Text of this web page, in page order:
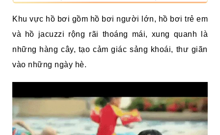
Khu vực hồ bơi gồm hồ bơi người lớn, hồ bơi trẻ em
và hồ jacuzzi rộng rãi thoáng mái, xung quanh là
những hàng cây, tạo cảm giác sảng khoái, thư giãn
vào những ngày hè.